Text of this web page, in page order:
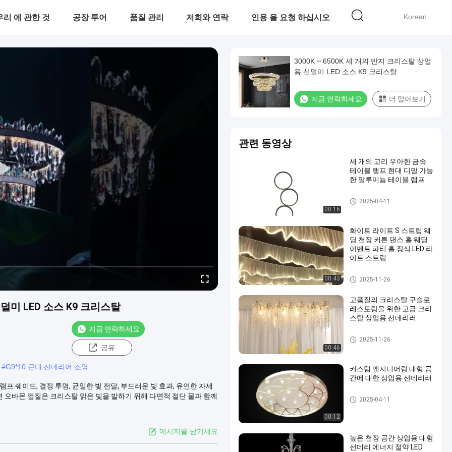
Korean
리 에 관한 것 공장 투어 품질 관리 저희와 연락 인용 을 요청 하십시오
미 LED 소스 K9 크리스탈
지금 연락하세요
공유
#G9*10 근대 선데리어 조명
프 쉐이드, 결정 투명, 균일한 빛 전달, 부드러운 빛 효과, 유연한 자세
바몬 껍질은 크리스탈 맑은 빛을 발하기 위해 다면적 절단 물과 함께
메시지를 남기세요
3000K ~ 6500K 세 개의 반지 크리스탈 상업
용 선덜미 LED 소스 K9 크리스탈
지금 연락하세요 더 알아보기
관련 동영상
00:16
세 개의 고리 우아한 금속
테이블 램프 현대 디밍 가능
한 알루미늄 테이블 램프
현대 스탠드
2025-04-11
00:43
화이트 라이트 S 스트립 웨
딩 천장 커튼 댄스 홀 웨딩
이벤트 파티 홀 장식 LED 라
이트 스트립
상업용 사불
2025-11-26
00:46
고품질의 크리스탈 구슬로
레스토랑을 위한 고급 크리
스탈 상업용 선데리러
상업용 사불
2025-11-26
00:12
커스텀 엔지니어링 대형 공
간에 대한 상업용 선데리러
상업용 사불
2025-04-11
높은 천장 공간 상업용 대형
선데리 에너지 절약 LED